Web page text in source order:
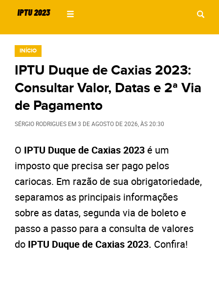
INÍCIO
IPTU Duque de Caxias 2023:
Consultar Valor, Datas e 2ª Via
de Pagamento
SÉRGIO RODRIGUES EM3 DE AGOSTO DE 2026 , ÀS20:30
O IPTU Duque de Caxias 2023 é um
imposto que precisa ser pago pelos
cariocas. Em razão de sua obrigatoriedade,
separamos as principais informações
sobre as datas, segunda via de boleto e
passo a passo para a consulta de valores
do IPTU Duque de Caxias 2023. Confira!